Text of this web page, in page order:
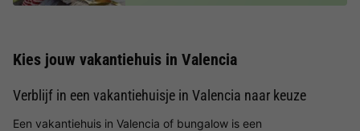
Kies jouw vakantiehuis in Valencia
Verblijf in een vakantiehuisje in Valencia naar keuze
Een vakantiehuis in Valencia of bungalow is een